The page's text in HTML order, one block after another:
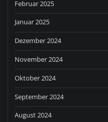
Februar 2025
Januar 2025
Dezember 2024
November 2024
Oktober 2024
September 2024
August 2024